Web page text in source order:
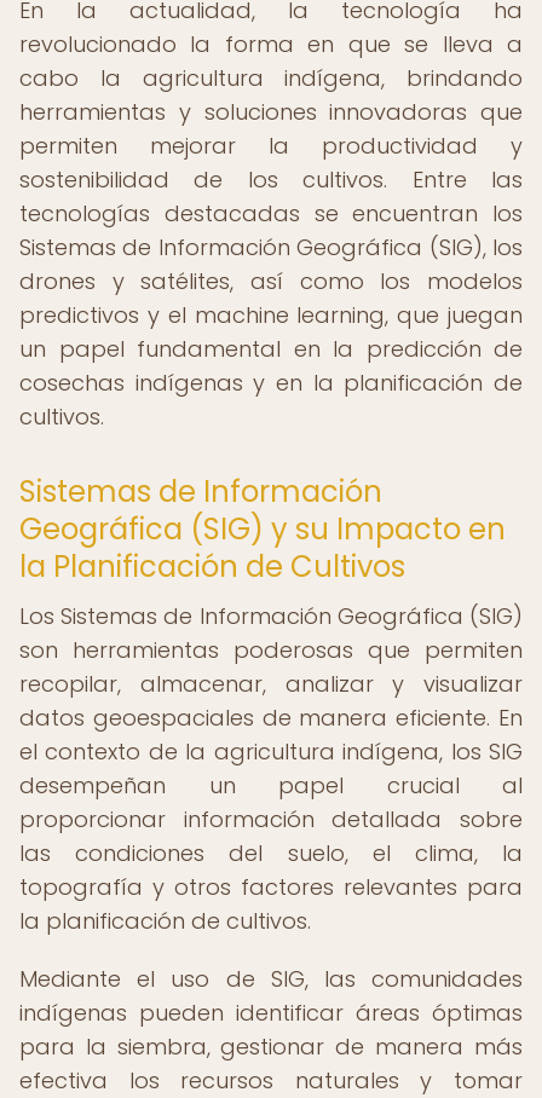
En la actualidad, la tecnología ha
revolucionado la forma en que se lleva a
cabo la agricultura indígena, brindando
herramientas y soluciones innovadoras que
permiten mejorar la productividad y
sostenibilidad de los cultivos. Entre las
tecnologías destacadas se encuentran los
Sistemas de Información Geográfica (SIG), los
drones y satélites, así como los modelos
predictivos y el machine learning, que juegan
un papel fundamental en la predicción de
cosechas indígenas y en la planificación de
cultivos.
Sistemas de Información
Geográfica (SIG) y su Impacto en
la Planificación de Cultivos
Los Sistemas de Información Geográfica (SIG)
son herramientas poderosas que permiten
recopilar, almacenar, analizar y visualizar
datos geoespaciales de manera eficiente. En
el contexto de la agricultura indígena, los SIG
desempeñan un papel crucial al
proporcionar información detallada sobre
las condiciones del suelo, el clima, la
topografía y otros factores relevantes para
la planificación de cultivos.
Mediante el uso de SIG, las comunidades
indígenas pueden identificar áreas óptimas
para la siembra, gestionar de manera más
efectiva los recursos naturales y tomar